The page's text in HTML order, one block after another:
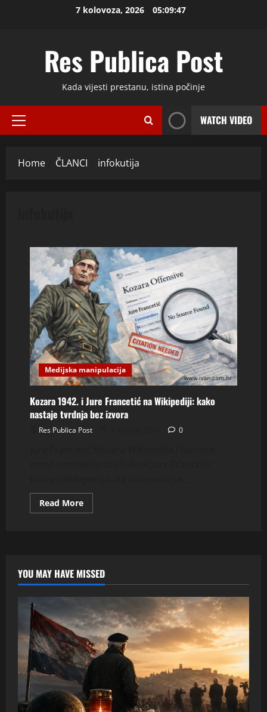
7 kolovoza, 2026 05:09:47
Res Publica Post
Kada vijesti prestanu, istina počinje
Primary
WATCH VIDEO
Home ČLANCI infokutija
Medijska manipulacija
Kozara 1942. i Jure Francetić na Wikipediji: kako
nastaje tvrdnja bez izvora
Res Publica Post 0
Read MoreRead
more
na
Wikipediji:
kako
nastaje
bez
izvora
YOU MAY HAVE MISSED